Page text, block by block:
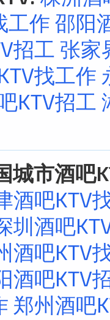
工作 邵阳
招工 张家
找工作
KTV招工
城市酒吧
酒吧KTV
圳酒吧
酒吧KTV
酒吧KTV
郑州酒吧